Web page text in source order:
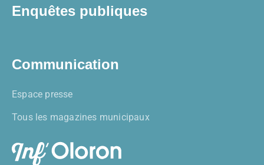
Enquêtes publiques
Communication
Espace presse
Tous les magazines municipaux